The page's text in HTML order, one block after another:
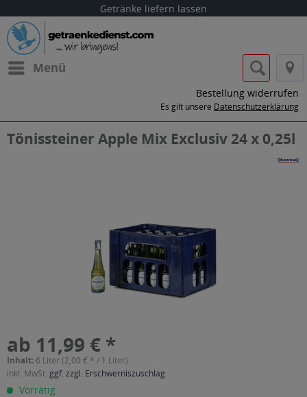
Getränke liefern lassen
Menü
Bestellung widerrufen
Es gilt unsere Datenschutzerklärung
Tönissteiner Apple Mix Exclusiv 24 x 0,25l
ab 11,99 € *
Inhalt: 6 Liter (2,00 € * / 1 Liter)
inkl. MwSt. ggf. zzgl. Erschwerniszuschlag
Vorrätig